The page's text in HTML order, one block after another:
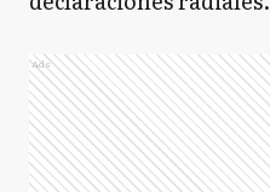
Ads